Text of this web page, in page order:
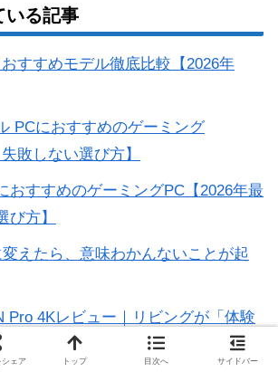
いる記事
すすめモデル徹底比較【2026年
PCにおすすめのゲーミング
敗しない選び方】
おすすめのゲーミングPC【2026年最
び方】
えたら、意味わかんないことが起
Pro 4Kレビュー｜リビングが「体験
るプロジェクターの実力と注意点
シェア トップ 目次へ サイドバー